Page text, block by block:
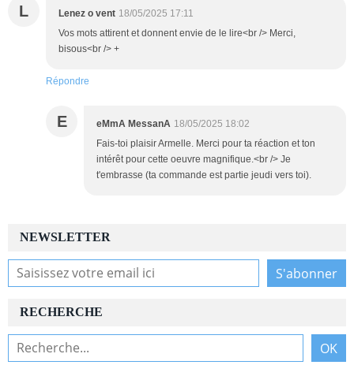
L Lenez o vent 18/05/2025 17:11
Vos mots attirent et donnent envie de le lire<br /> Merci,
bisous<br /> +
Répondre
E eMmA MessanA 18/05/2025 18:02
Fais-toi plaisir Armelle. Merci pour ta réaction et ton
intérêt pour cette oeuvre magnifique.<br /> Je
t'embrasse (ta commande est partie jeudi vers toi).
NEWSLETTER
RECHERCHE